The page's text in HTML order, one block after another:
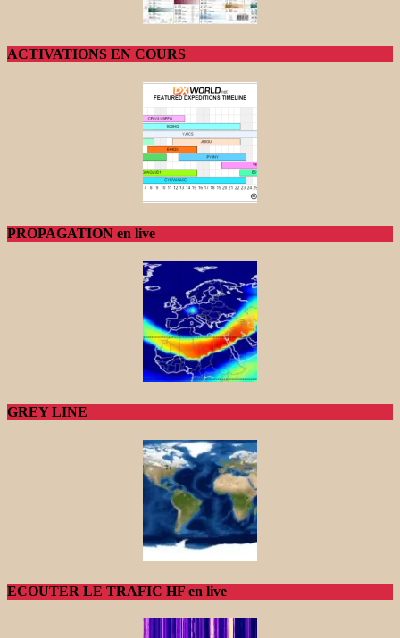
ACTIVATIONS EN COURS
PROPAGATION en live
GREY LINE
ECOUTER LE TRAFIC HF en live